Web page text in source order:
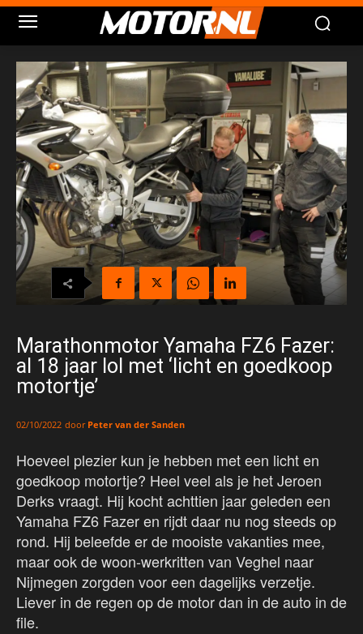
Marathonmotor Yamaha FZ6 Fazer:
al 18 jaar lol met ‘licht en goedkoop
motortje’
02/10/2022 door Peter van der Sanden
Hoeveel plezier kun je hebben met een licht en
goedkoop motortje? Heel veel als je het Jeroen
Derks vraagt. Hij kocht achttien jaar geleden een
Yamaha FZ6 Fazer en rijdt daar nu nog steeds op
rond. Hij beleefde er de mooiste vakanties mee,
maar ook de woon-werkritten van Veghel naar
Nijmegen zorgden voor een dagelijks verzetje.
Liever in de regen op de motor dan in de auto in de
file.